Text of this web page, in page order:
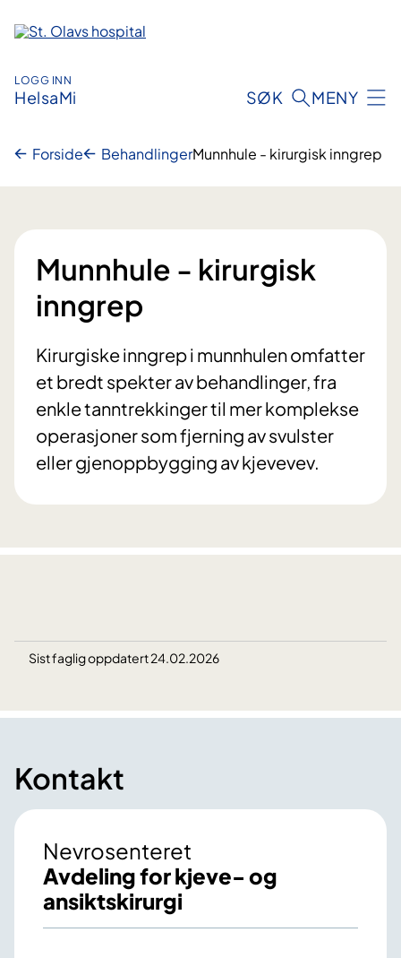
innhold
LOGG INN
HelsaMi SØK MENY
Forside BehandlingerMunnhule - kirurgisk inngrep
Munnhule - kirurgisk
inngrep
Kirurgiske inngrep i munnhulen omfatter
et bredt spekter av behandlinger, fra
enkle tanntrekkinger til mer komplekse
operasjoner som fjerning av svulster
eller gjenoppbygging av kjevevev.
Sist faglig oppdatert 24.02.2026
Kontakt
Nevrosenteret
Avdeling for kjeve- og
ansiktskirurgi